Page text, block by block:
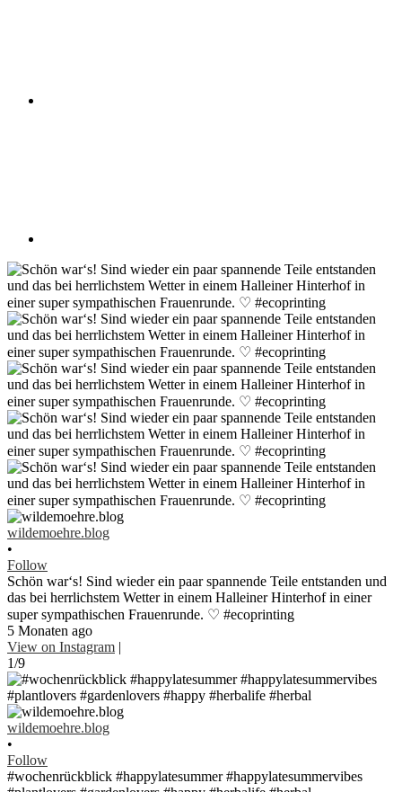
wildemoehre.blog
•
Follow
Schön war‘s! Sind wieder ein paar spannende Teile entstanden und
das bei herrlichstem Wetter in einem Halleiner Hinterhof in einer
super sympathischen Frauenrunde. ♡ #ecoprinting
5 Monaten ago
View on Instagram |
1/9
wildemoehre.blog
•
Follow
#wochenrückblick #happylatesummer #happylatesummervibes